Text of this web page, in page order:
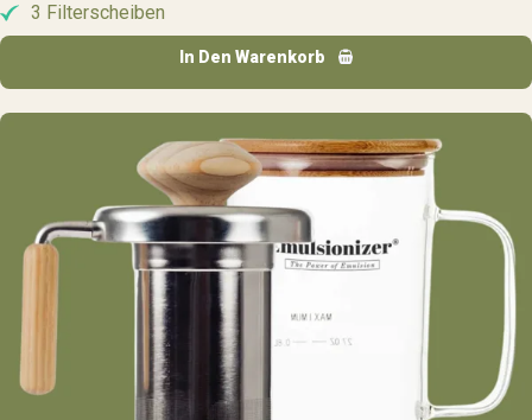
3 Filterscheiben
In Den Warenkorb